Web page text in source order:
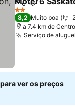
PartilharAdicionar
2 Estrelas
8,2 Muito boa
a 7.4 km de
Serviço de
ver os preços